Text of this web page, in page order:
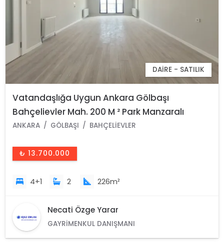
DAIRE - SATILIK
Vatandaşlığa Uygun Ankara Gölbaşı
Bahçelievler Mah. 200 M ² Park Manzaralı
Arakat Lüks Satılık Daire
ANKARA GÖLBAŞI BAHÇELIEVLER
₺ 13.700.000
4+1 2 226m²
Necati Özge Yarar
GAYRIMENKUL DANIŞMANI